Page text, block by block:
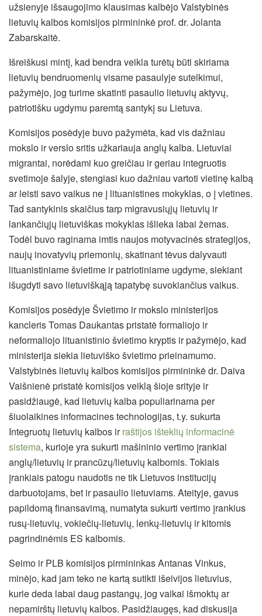
užsienyje išsaugojimo klausimas kalbėjo Valstybinės
lietuvių kalbos komisijos pirmininkė prof. dr. Jolanta
Zabarskaitė.
Išreiškusi mintį, kad bendra veikla turėtų būti skiriama
lietuvių bendruomenių visame pasaulyje sutelkimui,
pažymėjo, jog turime skatinti pasaulio lietuvių aktyvų,
patriotišku ugdymu paremtą santykį su Lietuva.
Komisijos posėdyje buvo pažymėta, kad vis dažniau
mokslo ir verslo sritis užkariauja anglų kalba. Lietuviai
migrantai, norėdami kuo greičiau ir geriau integruotis
svetimoje šalyje, stengiasi kuo dažniau vartoti vietinę kalbą
ar leisti savo vaikus ne į lituanistines mokyklas, o į vietines.
Tad santykinis skaičius tarp migravusiųjų lietuvių ir
lankančiųjų lietuviškas mokyklas išlieka labai žemas.
Todėl buvo raginama imtis naujos motyvacinės strategijos,
naujų inovatyvių priemonių, skatinant tėvus dalyvauti
lituanistiniame švietime ir patriotiniame ugdyme, siekiant
išugdyti savo lietuviškąją tapatybę suvokiančius vaikus.
Komisijos posėdyje Švietimo ir mokslo ministerijos
kancleris Tomas Daukantas pristatė formaliojo ir
neformaliojo lituanistinio švietimo kryptis ir pažymėjo, kad
ministerija siekia lietuviško švietimo prieinamumo.
Valstybinės lietuvių kalbos komisijos pirmininkė dr. Daiva
Vaišnienė pristatė komisijos veiklą šioje srityje ir
pasidžiaugė, kad lietuvių kalba populiarinama per
šiuolaikines informacines technologijas, t.y. sukurta
Integruotų lietuvių kalbos irraštijos išteklių informacinė
sistema, kurioje yra sukurti mašininio vertimo įrankiai
anglų/lietuvių ir prancūzų/lietuvių kalbomis. Tokiais
įrankiais patogu naudotis ne tik Lietuvos institucijų
darbuotojams, bet ir pasaulio lietuviams. Ateityje, gavus
papildomą finansavimą, numatyta sukurti vertimo įrankius
rusų-lietuvių, vokiečių-lietuvių, lenkų-lietuvių ir kitomis
pagrindinėmis ES kalbomis.
Seimo ir PLB komisijos pirmininkas Antanas Vinkus,
minėjo, kad jam teko ne kartą sutikti išeivijos lietuvius,
kurie deda labai daug pastangų, jog vaikai išmoktų ar
nepamirštų lietuvių kalbos. Pasidžiaugęs, kad diskusija